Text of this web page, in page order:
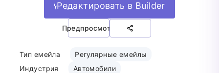
Редактировать в Builder
Предпросмотр
Тип емейла
Регулярные емейлы
Индустрия
Автомобили